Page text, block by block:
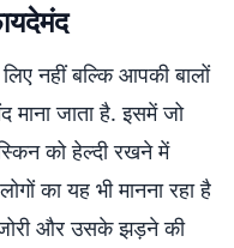
नहीं बल्कि आपकी बालों
माना जाता है. इसमें जो
को हेल्दी रखने में
का यह भी मानना रहा है
और उसके झड़ने की